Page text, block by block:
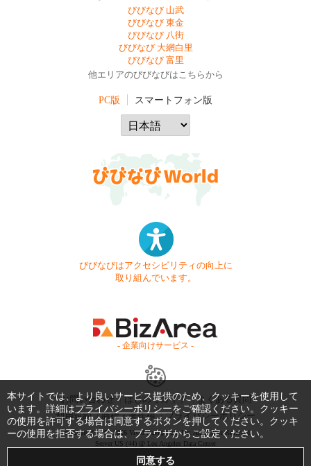
びびなび 山武
びびなび 東金
びびなび 八街
びびなび 大網白里
びびなび 富里
他エリアのびびなびはこちらから
PC版 スマートフォン版
びびなびはアクセシビリティの向上に
取り組んでいます。
- 企業向けサービス -
お問い合わせ はじめてガイド
よくある質問
利用規約
商標・著作権 プライバシーポリシー
Copyright © 1999-2026 Vivid Navigation, Inc. All Rights Reserved.
Server US (44) @ Los Angeles Data Center
本サイトでは、より良いサービス提供のため、クッキーを使用して
います。詳細はプライバシーポリシーをご確認ください。クッキー
の使用を許可する場合は同意するボタンを押してください。クッキ
ーの使用を拒否する場合は、ブラウザからご設定ください。